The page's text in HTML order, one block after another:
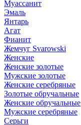
Муассанит
Эмаль
Янтарь
Агат
Фианит
Жемчуг Svarowski
Женские
Женские золотые
Мужские золотые
Женские серебряные
Золотые обручальные
Женские обручальные
Мужские серебряные
Серьги